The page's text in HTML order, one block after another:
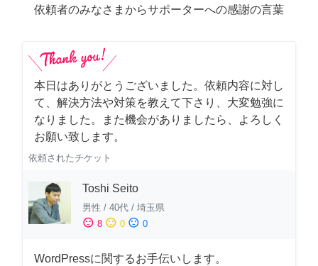
依頼者のみなさまからサポーターへの感謝の言葉
本日はありがとうございました。依頼内容に対し
て、解決方法や対策を教えて下さり、大変勉強に
なりました。また機会がありましたら、よろしく
お願い致します。
依頼されたチケット
Toshi Seito
男性 / 40代 / 埼玉県
sentiment_satisfied 8 sentiment_neutral 0 sentiment_dissatisfied 0
WordPressに関するお手伝いします。